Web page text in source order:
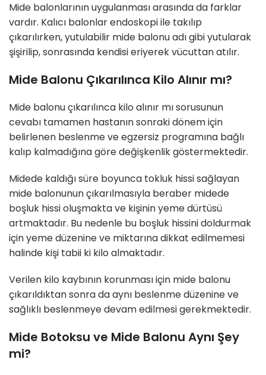
Mide balonlarının uygulanması arasında da farklar
vardır. Kalıcı balonlar endoskopi ile takılıp
çıkarılırken, yutulabilir mide balonu adı gibi yutularak
şişirilip, sonrasında kendisi eriyerek vücuttan atılır.
Mide Balonu Çıkarılınca Kilo Alınır mı?
Mide balonu çıkarılınca kilo alınır mı sorusunun
cevabı tamamen hastanın sonraki dönem için
belirlenen beslenme ve egzersiz programına bağlı
kalıp kalmadığına göre değişkenlik göstermektedir.
Midede kaldığı süre boyunca tokluk hissi sağlayan
mide balonunun çıkarılmasıyla beraber midede
boşluk hissi oluşmakta ve kişinin yeme dürtüsü
artmaktadır. Bu nedenle bu boşluk hissini doldurmak
için yeme düzenine ve miktarına dikkat edilmemesi
halinde kişi tabii ki kilo almaktadır.
Verilen kilo kaybının korunması için mide balonu
çıkarıldıktan sonra da aynı beslenme düzenine ve
sağlıklı beslenmeye devam edilmesi gerekmektedir.
Mide Botoksu ve Mide Balonu Aynı Şey
mi?